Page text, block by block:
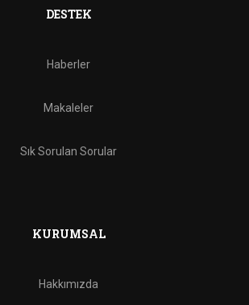
DESTEK
Haberler
Makaleler
Sık Sorulan Sorular
KURUMSAL
Hakkımızda